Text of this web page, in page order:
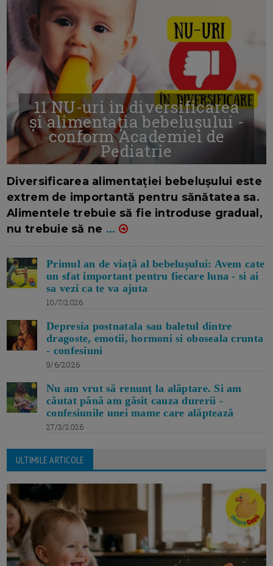
11 NU-uri in diversificarea
și alimentația bebelușului -
conform Academiei de
Pediatrie
Diversificarea alimentației bebelușului este
extrem de importantă pentru sănătatea sa.
Alimentele trebuie să fie introduse gradual,
nu trebuie să ne ...
Primul an de viață al bebelușului: Avem cate
un sfat important pentru fiecare luna - si ai
sa vezi ca te va ajuta
10/7/2026
Depresia postnatala sau baletul dintre
dragoste, emotii, hormoni si oboseala crunta
- confesiuni
9/6/2026
Nu am vrut să renunț la alăptare. Si am
căutat până am găsit cauza durerii -
confesiunile unei mame care alăptează
27/3/2026
ULTIMILE ARTICOLE